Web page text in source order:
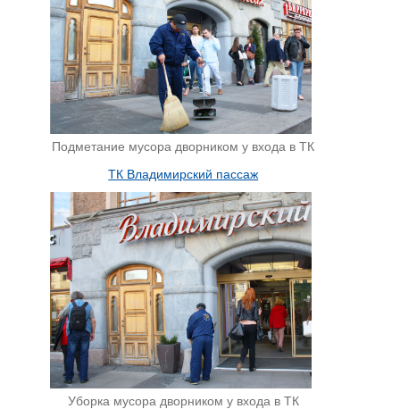
Подметание мусора дворником у входа в ТК
ТК Владимирский пассаж
Уборка мусора дворником у входа в ТК